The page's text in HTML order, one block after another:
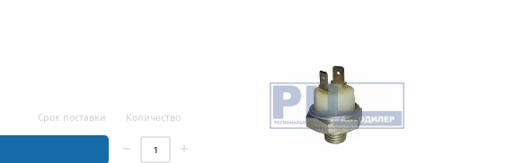
Срок поставки Количество